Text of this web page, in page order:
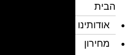
הבית
אודותינו
מחירון